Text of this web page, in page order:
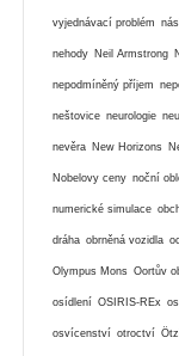
vyjednávací problém
nehody Neil Armstrong
nepodmíněný příjem
neštovice neurologie
nevěra New Horizons
Nobelovy ceny noční
numerické simulace
dráha obrněná vozidla
Olympus Mons Oortův
osídlení OSIRIS-REx
osvícenství otroctví